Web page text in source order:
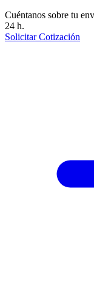
Cuéntanos sobre tu
24 h.
Solicitar Cotización